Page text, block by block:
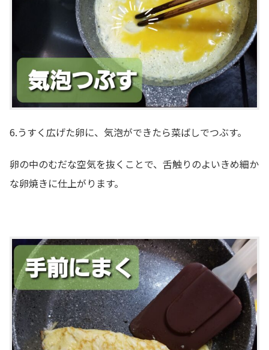
6.うすく広げた卵に、気泡ができたら菜ばしでつぶす。
卵の中のむだな空気を抜くことで、舌触りのよいきめ細か
な卵焼きに仕上がります。